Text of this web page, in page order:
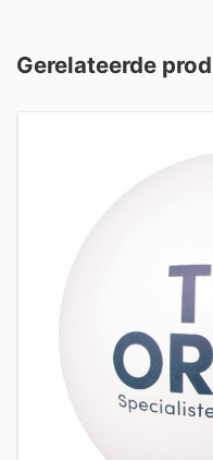
Gerelateerde